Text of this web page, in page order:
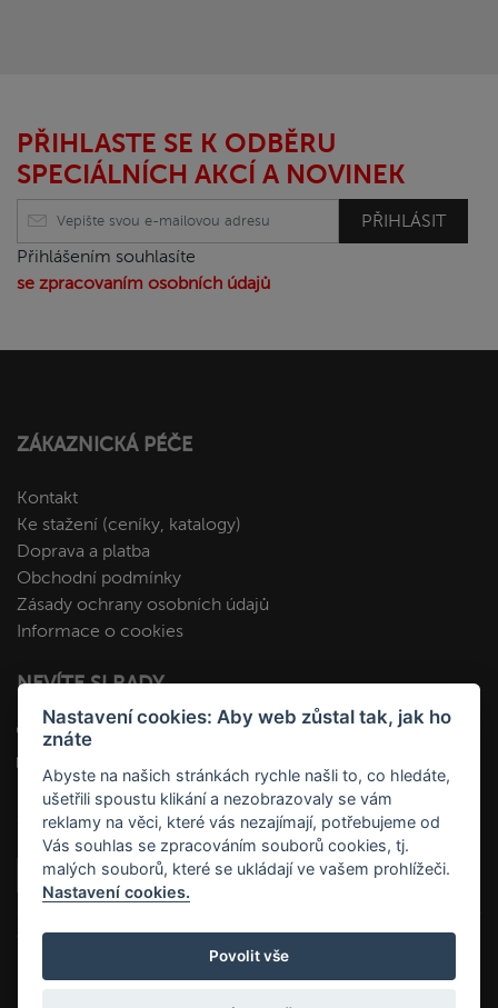
PŘIHLASTE SE K ODBĚRU
SPECIÁLNÍCH AKCÍ A NOVINEK
PŘIHLÁSIT
Přihlášením souhlasíte
se zpracovaním osobních údajů
ZÁKAZNICKÁ PÉČE
Kontakt
Ke stažení (ceníky, katalogy)
Doprava a platba
Obchodní podmínky
Zásady ochrany osobních údajů
Informace o cookies
NEVÍTE SI RADY
+420 412 545 092
SLEDUJTE NÁS
Nastavení cookies: Aby web zůstal tak, jak ho
znáte
Abyste na našich stránkách rychle našli to, co hledáte,
ušetřili spoustu klikání a nezobrazovaly se vám
reklamy na věci, které vás nezajímají, potřebujeme od
Vás souhlas se zpracováním souborů cookies, tj.
malých souborů, které se ukládají ve vašem prohlížeči.
Nastavení cookies.
Povolit vše